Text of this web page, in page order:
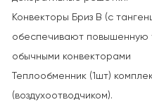
Конвекторы Бриз В (с
обеспечивают повышенную
обычными конвекторами
Теплообменник (1шт)
(воздухоотводчиком).